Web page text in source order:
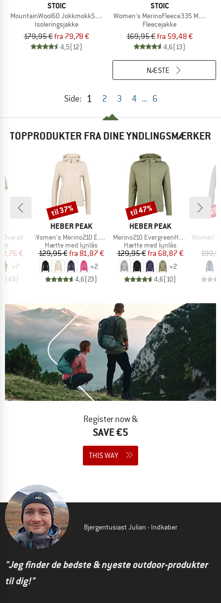
STOIC
MountainWool60 JokkmokkSt. Hybrid Hoody
Isoleringsjakke
179,95 €fra 79,78 €
4,5(12)
STOIC
Women's MerinoFleece335 MMXX.
Fleecejakke
169,95 €fra 59,48 €
4,6(13)
Side: 1 2 3 4 ... 6
NÆSTE
TOPPRODUKTER FRA DINE YNDLINGSMÆRKER
Overall
pris
€
+7
(43)
MÆRKE
HEBER PEAK
Artikel
Women's Merino210 EvergreenHe. Zip Hoody
Produktgruppe
Hætte med lynlås
Pris
129,95 € Nedsat pris
fra 81,87 €
+2
4,6(23)
Rabat
til 37%
MÆRKE
HEBER PEAK
Artikel
Merino210 EvergreenHe. Zip Hoody
Produktgruppe
Hætte med lynlås
Pris
129,95 € Nedsat pris
fra 68,87 €
+2
4,6( 10)
Rabat
til 47%
Artikel
Women's
Register now &
SAVE €5
THIS WAY
Bjergentusiast Julian - Indkøber
"Jeg finder de bedste & nyeste outdoor-produkter
til dig!"